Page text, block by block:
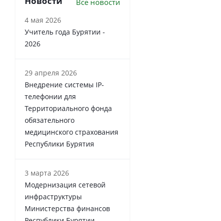
4 мая 2026
Учитель года Бурятии -
2026
29 апреля 2026
Внедрение системы IP-
телефонии для
Территориального фонда
обязательного
медицинского страхования
Республики Бурятия
3 марта 2026
Модернизация сетевой
инфраструктуры
Министерства финансов